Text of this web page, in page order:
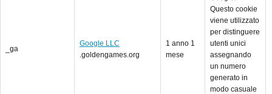
_ga
Google LLC
.goldengames.org
1 anno 1
mese
Questo cookie
viene utilizzato
per distinguere
utenti unici
assegnando
un numero
generato in
modo casuale